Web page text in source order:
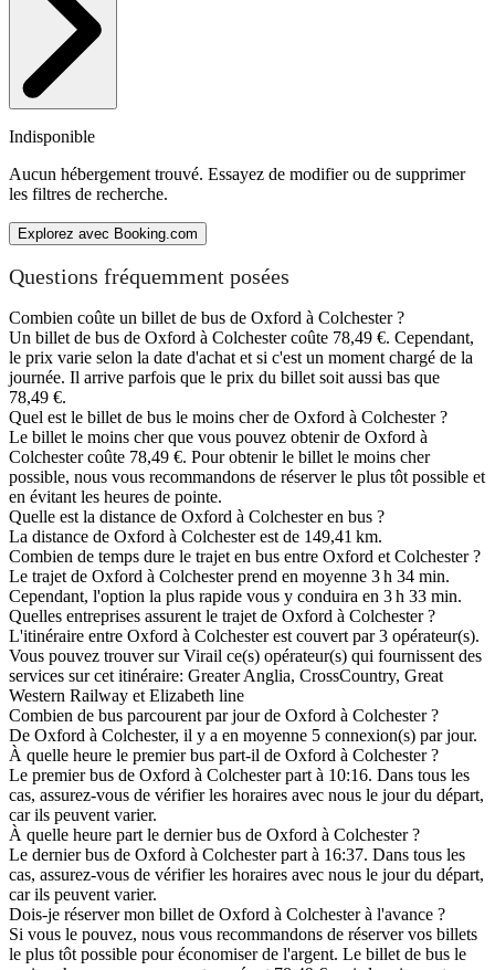
Indisponible
Aucun hébergement trouvé. Essayez de modifier ou de supprimer
les filtres de recherche.
Explorez avec Booking.com
Questions fréquemment posées
Combien coûte un billet de bus de Oxford à Colchester ?
Un billet de bus de Oxford à Colchester coûte 78,49 €. Cependant,
le prix varie selon la date d'achat et si c'est un moment chargé de la
journée. Il arrive parfois que le prix du billet soit aussi bas que
78,49 €.
Quel est le billet de bus le moins cher de Oxford à Colchester ?
Le billet le moins cher que vous pouvez obtenir de Oxford à
Colchester coûte 78,49 €. Pour obtenir le billet le moins cher
possible, nous vous recommandons de réserver le plus tôt possible et
en évitant les heures de pointe.
Quelle est la distance de Oxford à Colchester en bus ?
La distance de Oxford à Colchester est de 149,41 km.
Combien de temps dure le trajet en bus entre Oxford et Colchester ?
Le trajet de Oxford à Colchester prend en moyenne 3 h 34 min.
Cependant, l'option la plus rapide vous y conduira en 3 h 33 min.
Quelles entreprises assurent le trajet de Oxford à Colchester ?
L'itinéraire entre Oxford à Colchester est couvert par 3 opérateur(s).
Vous pouvez trouver sur Virail ce(s) opérateur(s) qui fournissent des
services sur cet itinéraire: Greater Anglia, CrossCountry, Great
Western Railway et Elizabeth line
Combien de bus parcourent par jour de Oxford à Colchester ?
De Oxford à Colchester, il y a en moyenne 5 connexion(s) par jour.
À quelle heure le premier bus part-il de Oxford à Colchester ?
Le premier bus de Oxford à Colchester part à 10:16. Dans tous les
cas, assurez-vous de vérifier les horaires avec nous le jour du départ,
car ils peuvent varier.
À quelle heure part le dernier bus de Oxford à Colchester ?
Le dernier bus de Oxford à Colchester part à 16:37. Dans tous les
cas, assurez-vous de vérifier les horaires avec nous le jour du départ,
car ils peuvent varier.
Dois-je réserver mon billet de Oxford à Colchester à l'avance ?
Si vous le pouvez, nous vous recommandons de réserver vos billets
le plus tôt possible pour économiser de l'argent. Le billet de bus le